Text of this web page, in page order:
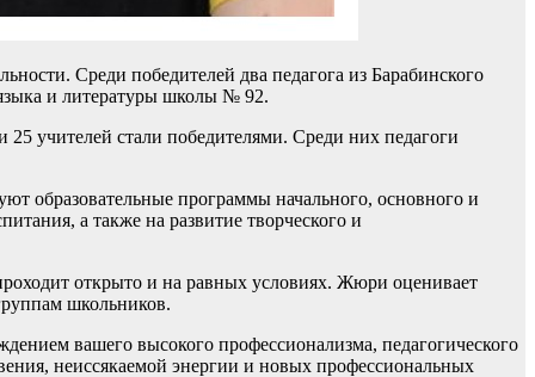
Среди победителей два педагога из Барабинского
и литературы школы № 92.
учителей стали победителями. Среди них педагоги
образовательные программы начального, основного и
а также на развитие творческого и
открыто и на равных условиях. Жюри оценивает
школьников.
вашего высокого профессионализма, педагогического
неиссякаемой энергии и новых профессиональных